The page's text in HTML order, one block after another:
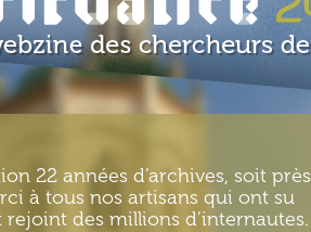
22 années d’archives, soit près
à tous nos artisans qui ont su
des millions d’internautes.